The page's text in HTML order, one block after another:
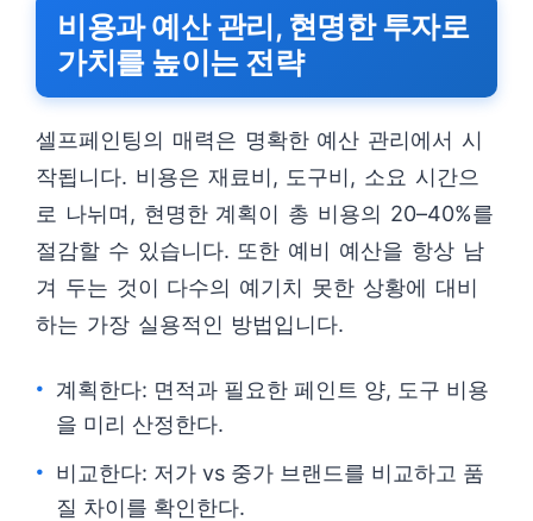
비용과 예산 관리, 현명한 투자로
가치를 높이는 전략
셀프페인팅의 매력은 명확한 예산 관리에서 시
작됩니다. 비용은 재료비, 도구비, 소요 시간으
로 나뉘며, 현명한 계획이 총 비용의 20–40%를
절감할 수 있습니다. 또한 예비 예산을 항상 남
겨 두는 것이 다수의 예기치 못한 상황에 대비
하는 가장 실용적인 방법입니다.
계획한다: 면적과 필요한 페인트 양, 도구 비용
을 미리 산정한다.
비교한다: 저가 vs 중가 브랜드를 비교하고 품
질 차이를 확인한다.